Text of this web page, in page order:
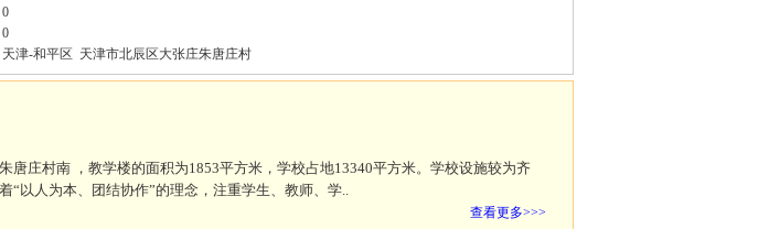
0
0
天津-和平区 天津市北辰区大张庄朱唐庄村
唐庄村南 ，教学楼的面积为1853平方米，学校占地13340平方米。学校设施较为齐
“以人为本、团结协作”的理念，注重学生、教师、学..
查看更多>>>